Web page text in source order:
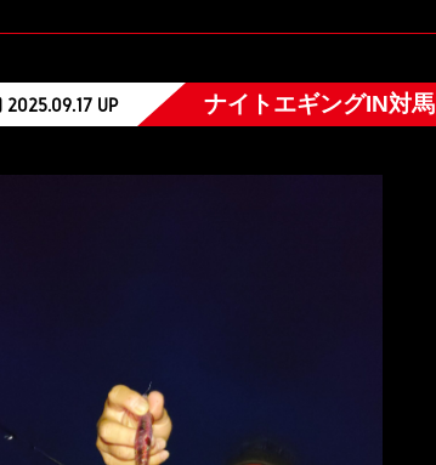
2025.09.17 UP ナイトエギングIN対馬